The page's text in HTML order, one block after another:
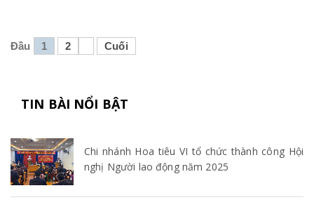
Đầu 1 2 Cuối
TIN BÀI NỔI BẬT
Chi nhánh Hoa tiêu VI tổ chức thành công Hội
nghị Người lao động năm 2025